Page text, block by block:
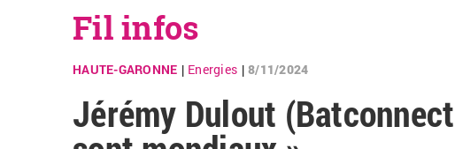
Fil infos
HAUTE-GARONNE Energies |8/11/2024
Jérémy Dulout